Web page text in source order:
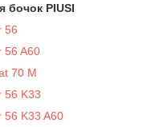
бочок PIUSI
56
56 A60
70 M
56 K33
56 K33 A60